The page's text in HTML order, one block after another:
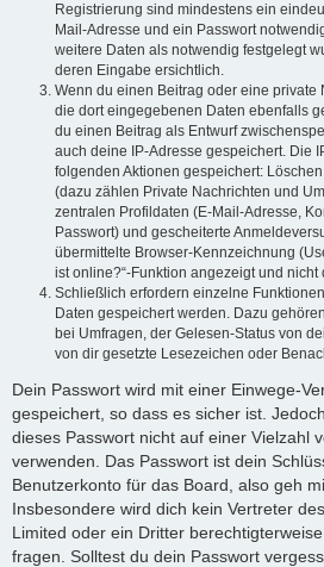
Registrierung sind mindestens ein
Mail-Adresse und ein Passwort
weitere Daten als notwendig festgelegt
deren Eingabe ersichtlich.
Wenn du einen Beitrag oder eine private
die dort eingegebenen Daten ebenfalls
du einen Beitrag als Entwurf
auch deine IP-Adresse gespeichert. Die
folgenden Aktionen gespeichert:
(dazu zählen Private Nachrichten und
zentralen Profildaten (E-Mail-Adresse,
Passwort) und gescheiterte
übermittelte Browser-Kennzeichnung
ist online?“-Funktion angezeigt und
Schließlich erfordern einzelne
Daten gespeichert werden. Dazu
bei Umfragen, der Gelesen-Status von
von dir gesetzte Lesezeichen oder
Dein Passwort wird mit einer Einwege-
gespeichert, so dass es sicher ist.
dieses Passwort nicht auf einer Vielzahl
verwenden. Das Passwort ist dein
Benutzerkonto für das Board, also geh
Insbesondere wird dich kein Vertreter
Limited oder ein Dritter
fragen. Solltest du dein Passwort